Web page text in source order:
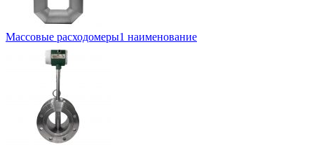
Массовые расходомеры1 наименование